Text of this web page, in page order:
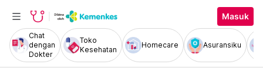
Masuk
Chat
dengan
Dokter
Toko
Kesehatan
Homecare Asuransiku